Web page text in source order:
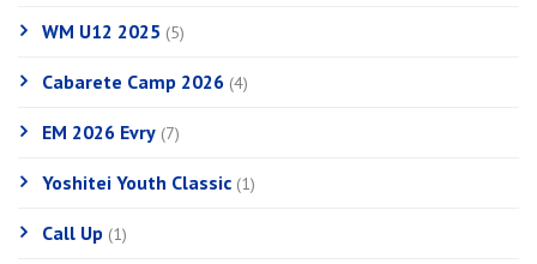
WM U12 2025 (5)
Cabarete Camp 2026 (4)
EM 2026 Evry (7)
Yoshitei Youth Classic (1)
Call Up (1)